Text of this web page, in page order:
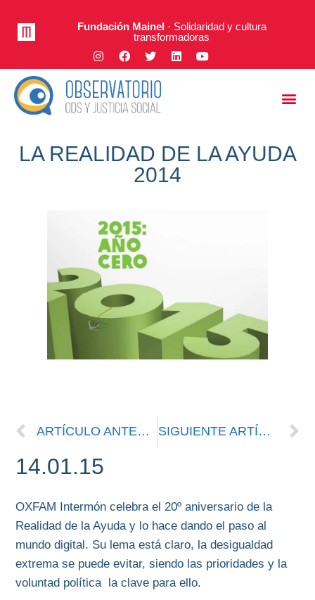
Fundación Mainel· Solidaridad y cultura
transformadoras
LA REALIDAD DE LA AYUDA
2014
ARTÍCULO ANTERIOR SIGUIENTE ARTÍCULO
14.01.15
OXFAM Intermón celebra el 20º aniversario de la
Realidad de la Ayuda y lo hace dando el paso al
mundo digital. Su lema está claro, la desigualdad
extrema se puede evitar, siendo las prioridades y la
voluntad política la clave para ello.